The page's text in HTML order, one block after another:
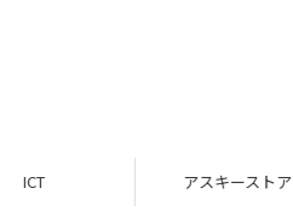
ICT アスキーストア